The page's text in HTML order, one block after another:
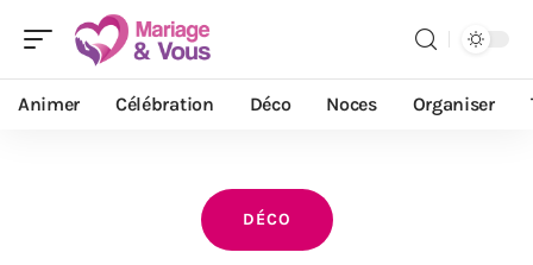
Animer Célébration Déco Noces Organiser
DÉCO